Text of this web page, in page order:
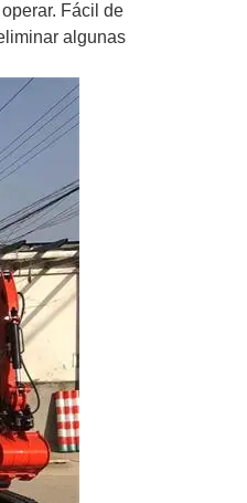
Fácil de
algunas